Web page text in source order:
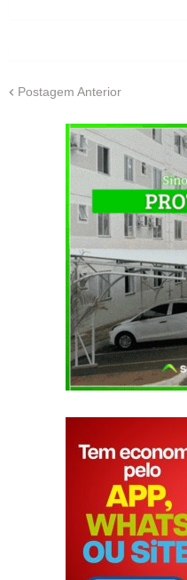
Postagem Anterior